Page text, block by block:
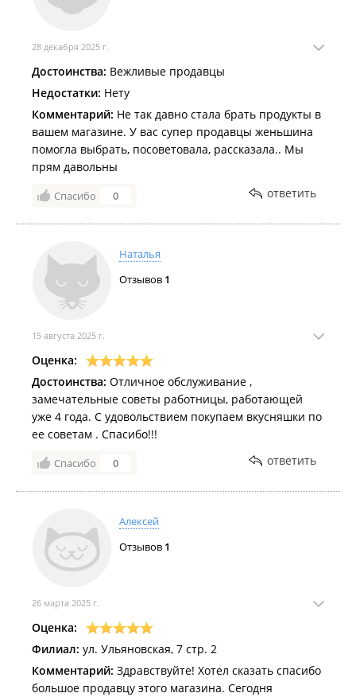
28 декабря 2025 г.
Достоинства: Вежливые продавцы
Недостатки: Нету
Комментарий: Не так давно стала брать продукты в
вашем магазине. У вас супер продавцы женьшина
помогла выбрать, посоветовала, рассказала.. Мы
прям давольны
Спасибо 0 ответить
Наталья
Отзывов 1
15 августа 2025 г.
Оценка:
Достоинства: Отличное обслуживание ,
замечательные советы работницы, работающей
уже 4 года. С удовольствием покупаем вкусняшки по
ее советам . Спасибо!!!
Спасибо 0 ответить
Алексей
Отзывов 1
26 марта 2025 г.
Оценка:
Филиал: ул. Ульяновская, 7 стр. 2
Комментарий: Здравствуйте! Хотел сказать спасибо
большое продавцу этого магазина. Сегодня